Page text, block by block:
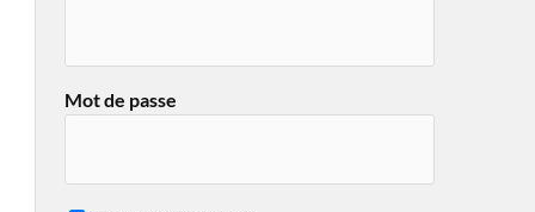
Mot de passe